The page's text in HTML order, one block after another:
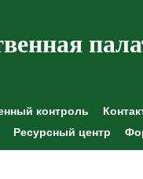
контроль
Ресурсный центр